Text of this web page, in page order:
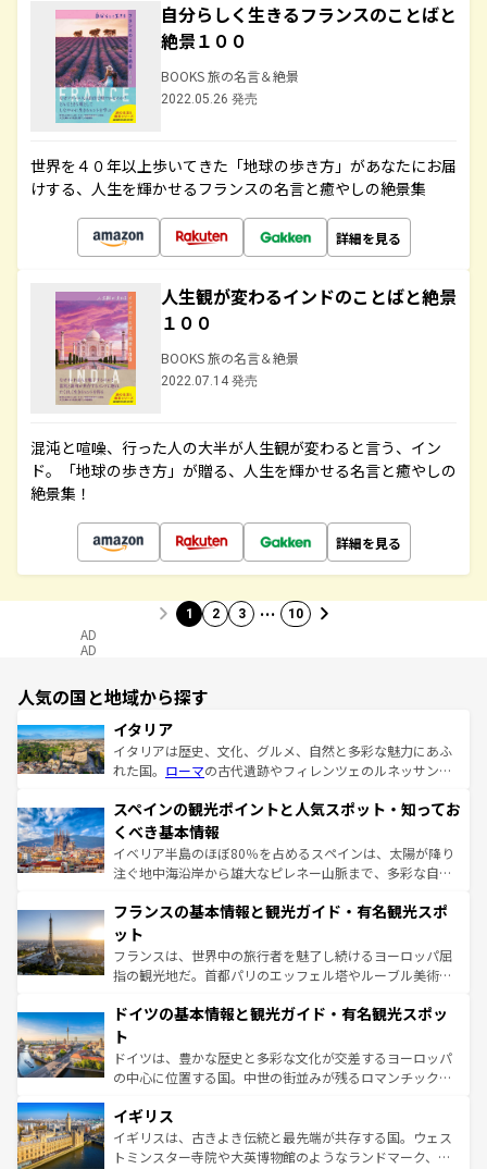
自分らしく生きるフランスのことばと
絶景１００
BOOKS 旅の名言＆絶景
2022.05.26 発売
世界を４０年以上歩いてきた「地球の歩き方」があなたにお届
けする、人生を輝かせるフランスの名言と癒やしの絶景集
詳細を見る
人生観が変わるインドのことばと絶景
１００
BOOKS 旅の名言＆絶景
2022.07.14 発売
混沌と喧噪、行った人の大半が人生観が変わると言う、イン
ド。「地球の歩き方」が贈る、人生を輝かせる名言と癒やしの
絶景集！
詳細を見る
1 2 3 … 10
AD
AD
人気の国と地域から探す
イタリア
イタリアは歴史、文化、グルメ、自然と多彩な魅力にあふ
れた国。 ローマの古代遺跡やフィレンツェのルネッサンス
ろん、トスカーナの美しい田園風景やアマルフィ海岸の絶
景など、自然景観も見逃せない。観光の合間には、本場の
ピザやパスタなど、絶品のイタリア料理を堪能することも
できる。朝目覚めてから夜眠るまで、すべての瞬間を楽し
なお、新着のイタリア情報はコンテンツ一覧を参照してほ
しい。
スペインの観光ポイントと人気スポット・知ってお
くべき基本情報
イベリア半島のほぼ80％を占めるスペインは、太陽が降り
注ぐ地中海沿岸から雄大なピレネー山脈まで、多彩な自然
文化が根付くこの国では、情熱的なフラメンコ、熱気あふ
れる闘牛、そして美味しいタパスが生活の一部となってい
る。首都マドリードの洗練された雰囲気や、バルセロナの
アートに溢れた街角から、地方では古代ローマ遺跡や中世
せる。地方によって風土や気候が異なるスペインはその個
ンテンツ一覧 を参照してほしい。
フランスの基本情報と観光ガイド・有名観光スポ
ット
フランスは、世界中の旅行者を魅了し続けるヨーロッパ屈
指の観光地だ。首都パリのエッフェル塔やルーブル美術館
で、幅広い魅力が詰まっている。華麗な宮殿、歴史的な大
聖堂、美しいビーチ、そして豊かな自然が、訪れる者を心
から魅了する。また、フランスは美食の国としても知ら
れ、フランス料理はユネスコ無形文化遺産にも登録されて
香り高いラベンダー畑など、多彩な楽しみ方が可能だ。さ
らに、パリ以外の地域にも魅力が溢れており、どの街角に
も豊かな歴史と文化が息づいている。パリ以外の個性あふ
ドイツの基本情報と観光ガイド・有名観光スポッ
ト
ドイツは、豊かな歴史と多彩な文化が交差するヨーロッパ
の中心に位置する国。中世の街並みが残るロマンチック街
顔を持つこの国は、どこを歩いても飽きることがない。ベ
ルリンの文化的活気、バイエルン州のアルプスの絶景、そ
してライン川沿いのワイン畑といった風景は必見。ビール
イギリス
イギリスは、古きよき伝統と最先端が共存する国。ウェス
トミンスター寺院や大英博物館のようなランドマーク、歴